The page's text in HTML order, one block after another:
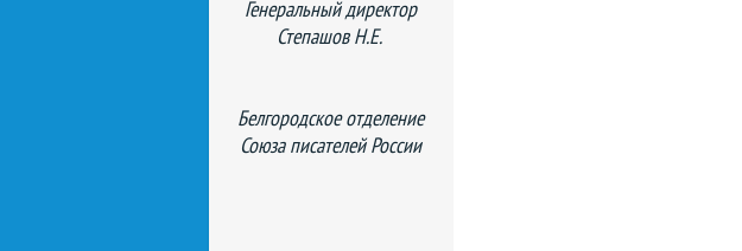
Генеральный директор
Степашов Н.Е.
Белгородское отделение
Союза писателей России